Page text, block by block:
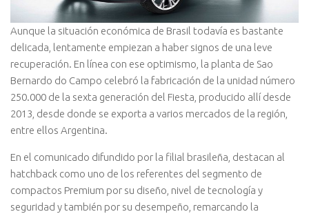
Aunque la situación económica de Brasil todavía es bastante
delicada, lentamente empiezan a haber signos de una leve
recuperación. En línea con ese optimismo, la planta de Sao
Bernardo do Campo celebró la fabricación de la unidad número
250.000 de la sexta generación del Fiesta, producido allí desde
2013, desde donde se exporta a varios mercados de la región,
entre ellos Argentina.
En el comunicado difundido por la filial brasileña, destacan al
hatchback como uno de los referentes del segmento de
compactos Premium por su diseño, nivel de tecnología y
seguridad y también por su desempeño, remarcando la